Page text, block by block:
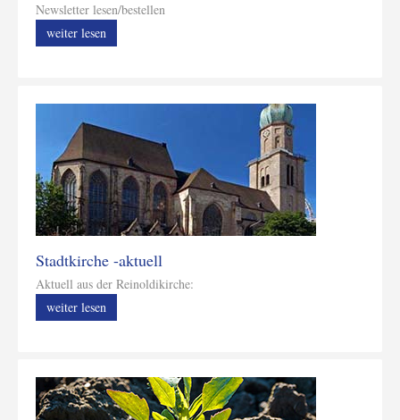
Newsletter lesen/bestellen
weiter lesen
Stadtkirche -aktuell
Aktuell aus der Reinoldikirche:
weiter lesen